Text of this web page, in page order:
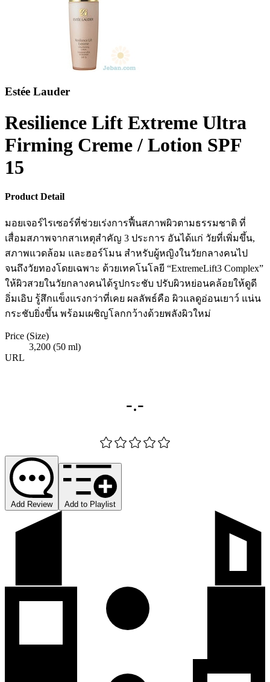
Estée Lauder
Resilience Lift Extreme Ultra
Firming Creme / Lotion SPF
15
Product Detail
มอยเจอร์ไรเซอร์ที่ช่วยเร่งการฟื้นสภาพผิวตามธรรมชาติ ที่
เสื่อมสภาพจากสาเหตุสำคัญ 3 ประการ อันได้แก่ วัยที่เพิ่มขึ้น,
สภาพแวดล้อม และฮอร์โมน สำหรับผู้หญิงในวัยกลางคนไป
จนถึงวัยทองโดยเฉพาะ ด้วยเทคโนโลยี “ExtremeLift3 Complex”
ให้ผิวสวยในวัยกลางคนได้รูปกระชับ ปรับผิวหย่อนคล้อยให้ดูดี
อิ่มเอิบ รู้สึกแข็งแรงกว่าที่เคย ผลลัพธ์คือ ผิวแลดูอ่อนเยาว์ แน่น
กระชับยิ่งขึ้น พร้อมเผชิญโลกกว้างด้วยพลังผิวใหม่
Price (Size)
3,200 (50 ml)
URL
-.-
Add Review Add to Playlist